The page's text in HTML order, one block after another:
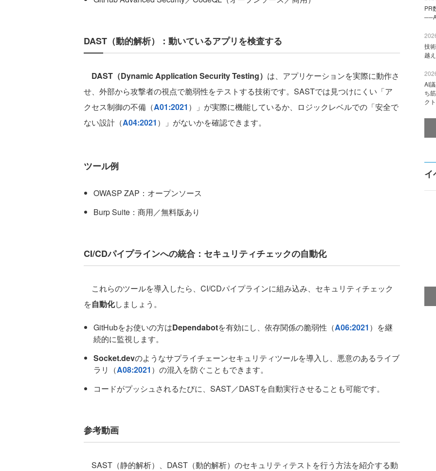
DAST（動的解析）：動いているアプリを検査する
DAST（Dynamic Application Security Testing） は、アプリケーションを実際に動作さ
せ、外部から攻撃者の視点で脆弱性をテストする技術です。SASTでは見つけにくい「ア
クセス制御の不備（A01:2021 ）」が実際に機能しているか、ロジックレベルでの「安全で
ない設計（A04:2021 ）」がないかを確認できます。
ツール例
OWASP ZAP：オープンソース
Burp Suite：商用／無料版あり
CI/CDパイプラインへの統合：セキュリティチェックの自動化
これらのツールを導入したら、CI/CDパイプラインに組み込み、セキュリティチェック
を自動化しましょう。
GitHubをお使いの方はDependabotを有効にし、依存関係の脆弱性（A06:2021 ）を継
続的に監視します。
Socket.devのようなサプライチェーンセキュリティツールを導入し、悪意のあるライブ
ラリ（A08:2021 ）の混入を防ぐこともできます。
コードがプッシュされるたびに、SAST／DASTを自動実行させることも可能です。
参考動画
SAST（静的解析）、DAST（動的解析）のセキュリティテストを行う方法を紹介する動
PR
技
越
AI
ち
ク
イ